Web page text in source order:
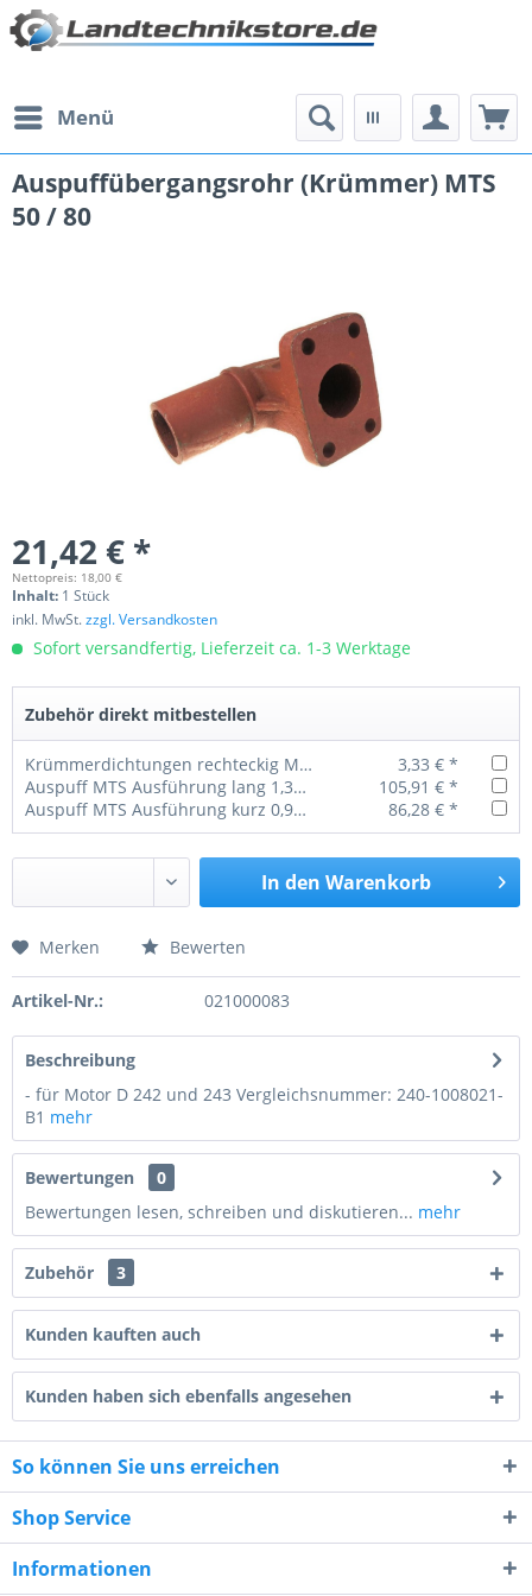
Menü
Auspuffübergangsrohr (Krümmer) MTS
50 / 80
21,42 € *
Nettopreis: 18,00 €
Inhalt: 1 Stück
inkl. MwSt.zzgl. Versandkosten
Sofort versandfertig, Lieferzeit ca. 1-3 Werktage
Zubehör direkt mitbestellen
Krümmerdichtungen rechteckig MTS 50 / 52 / 80 / 82
3,33 € *
Auspuff MTS Ausführung lang 1,35 Meter original
105,91 € *
Auspuff MTS Ausführung kurz 0,95 Meter original
86,28 € *
In den Warenkorb
Preis anfragen
8 + 7 = ?
Ich habe dieDatenschutzerklärunggelesen,
Merken Bewerten
Artikel-Nr.: 021000083
Beschreibung
- für Motor D 242 und 243 Vergleichsnummer: 240-1008021-
B1 mehr
Bewertungen
0
Bewertungen lesen, schreiben und diskutieren... mehr
Zubehör 3
Kunden kauften auch
Kunden haben sich ebenfalls angesehen
So können Sie uns erreichen
Shop Service
Informationen